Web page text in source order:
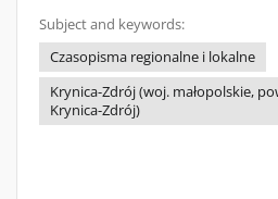
Subject and keywords:
Czasopisma regionalne i lokalne
Krynica-Zdrój (woj. małopolskie,
Krynica-Zdrój)